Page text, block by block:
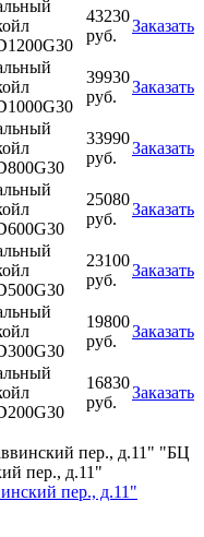
43230
руб.
Заказать
39930
руб.
Заказать
33990
руб.
Заказать
25080
руб.
Заказать
23100
руб.
Заказать
19800
руб.
Заказать
16830
руб.
Заказать
"БЦ
пер., д.11"
пер., д.11"